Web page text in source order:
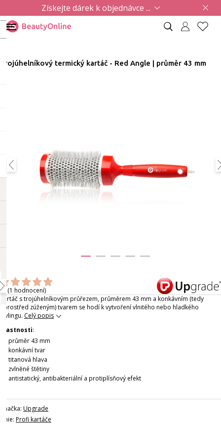
Získejte dárek k objednávce ...
Trojúhelníkový termický kartáč - Red Angle | průměr 43 mm
(1 hodnocení)
Kartáč s trojúhelníkovým průřezem, průměrem 43 mm a konkávním (tedy
uprostřed zúženým) tvarem se hodí k vytvoření vlnitého nebo hladkého
stylingu. Celý popis
Vlastnosti:
průměr 43 mm
konkávní tvar
titanová hlava
zvlněné štětiny
antistatický, antibakteriální a protiplísňový efekt
Značka: Upgrade
Linie: Profi kartáče